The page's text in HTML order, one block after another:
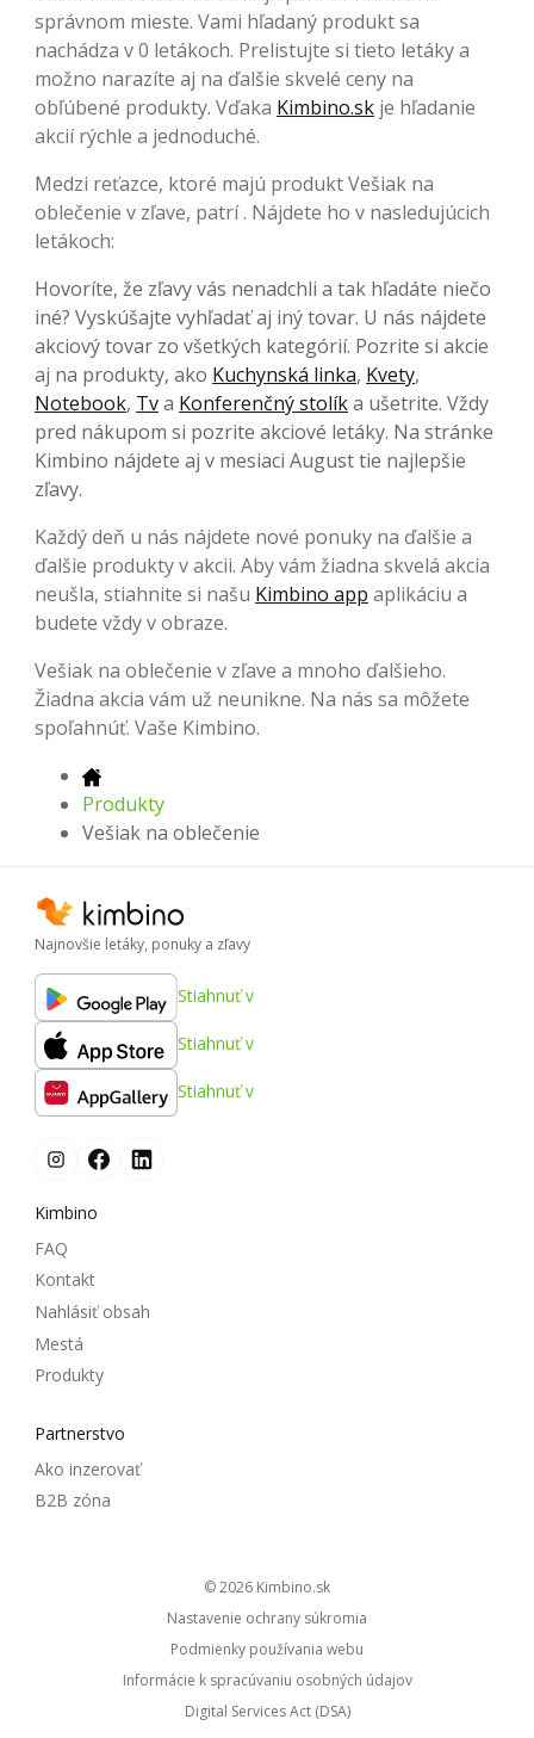
správnom mieste. Vami hľadaný produkt sa
nachádza v 0 letákoch. Prelistujte si tieto letáky a
možno narazíte aj na ďalšie skvelé ceny na
obľúbené produkty. Vďaka Kimbino.sk je hľadanie
akcií rýchle a jednoduché.
Medzi reťazce, ktoré majú produkt Vešiak na
oblečenie v zľave, patrí . Nájdete ho v nasledujúcich
letákoch:
Hovoríte, že zľavy vás nenadchli a tak hľadáte niečo
iné? Vyskúšajte vyhľadať aj iný tovar. U nás nájdete
akciový tovar zo všetkých kategórií. Pozrite si akcie
aj na produkty, ako Kuchynská linka, Kvety,
Notebook, Tva Konferenčný stolíka ušetrite. Vždy
pred nákupom si pozrite akciové letáky. Na stránke
Kimbino nájdete aj v mesiaci August tie najlepšie
zľavy.
Každý deň u nás nájdete nové ponuky na ďalšie a
ďalšie produkty v akcii. Aby vám žiadna skvelá akcia
neušla, stiahnite si našu Kimbino app aplikáciu a
budete vždy v obraze.
Vešiak na oblečenie v zľave a mnoho ďalšieho.
Žiadna akcia vám už neunikne. Na nás sa môžete
spoľahnúť. Vaše Kimbino.
Produkty
Vešiak na oblečenie
Najnovšie letáky, ponuky a zľavy
Stiahnuť v
Stiahnuť v
Stiahnuť v
Kimbino
FAQ
Kontakt
Nahlásiť obsah
Mestá
Produkty
Partnerstvo
Ako inzerovať
B2B zóna
© 2026
kimbino.sk
Nastavenie ochrany súkromia
Podmienky používania webu
Informácie k spracúvaniu osobných údajov
Digital Services Act (DSA)